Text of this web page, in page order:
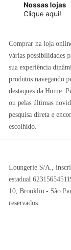
Nossas lojas
Clique aqui!
Comprar na loja
várias possibilidades
sua experiência
produtos navegando
destaques da Home.
ou pelas últimas
pesquisa direta e
escolhido.
Loungerie S/A.,
estadual
10, Brooklin - São
reservados.